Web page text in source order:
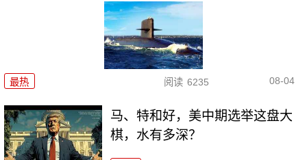
最热 阅读 6235 08-04
马、特和好，美中期选举这盘大
棋，水有多深？